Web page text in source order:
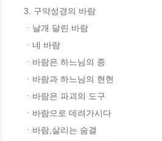
3. 구약성경의 바람
ㆍ날개 달린 바람
ㆍ네 바람
ㆍ바람은 하느님의 종
ㆍ바람과 하느님의 현현
ㆍ바람은 파괴의 도구
ㆍ바람으로 데려가시다
ㆍ바람,살리는 숨결